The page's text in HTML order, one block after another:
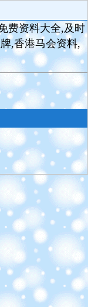
费资料大全,及时
,香港马会资料,